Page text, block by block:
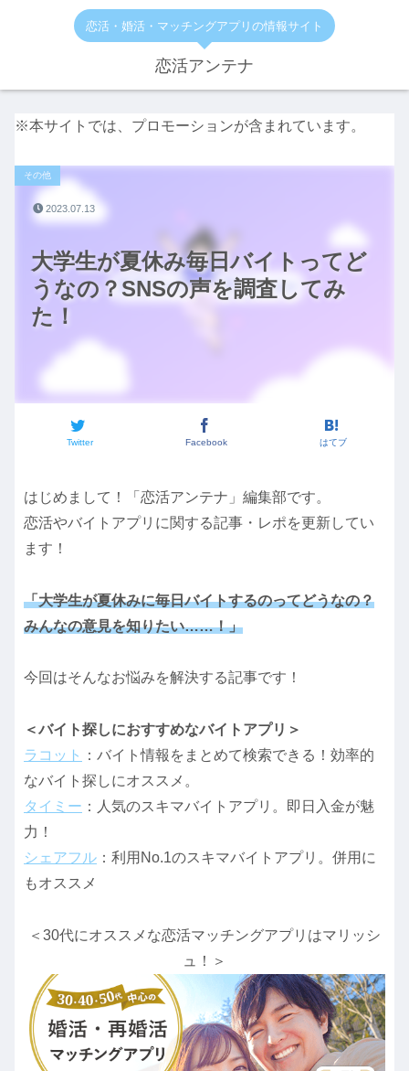
恋活・婚活・マッチングアプリの情報サイト
恋活アンテナ
※本サイトでは、プロモーションが含まれています。
大学生が夏休み毎日バイトってど
うなの？SNSの声を調査してみ
た！
その他
Twitter Facebook はてブ
2023.07.13
はじめまして！「恋活アンテナ」編集部です。
恋活やバイトアプリに関する記事・レポを更新してい
ます！
「大学生が夏休みに毎日バイトするのってどうなの？
みんなの意見を知りたい……！」
今回はそんなお悩みを解決する記事です！
＜バイト探しにおすすめなバイトアプリ＞
ラコット
：バイト情報をまとめて検索できる！効率的
なバイト探しにオススメ。
タイミー ：人気のスキマバイトアプリ。即日入金が魅
力！
シェアフル ：利用No.1のスキマバイトアプリ。併用に
もオススメ
＜30代にオススメな恋活マッチングアプリはマリッシ
ュ！＞